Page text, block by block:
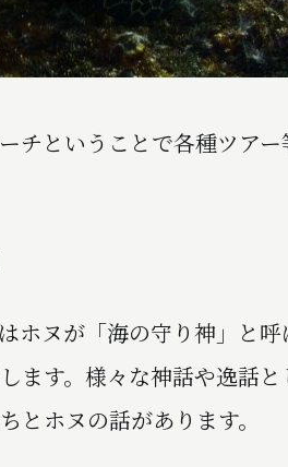
チということで各種ツア
ヌが「海の守り神」と呼
ます。様々な神話や逸話
とホヌの話があります。